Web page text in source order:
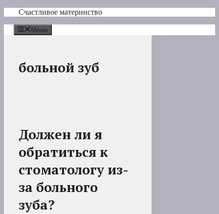
Перейти
содержимому
Счастливое материнство
Меню
больной зуб
Должен ли я
обратиться к
стоматологу из-
за больного
зуба?